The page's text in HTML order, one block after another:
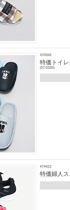
370326
特価トイ
(37-0326)
474422
特価婦人